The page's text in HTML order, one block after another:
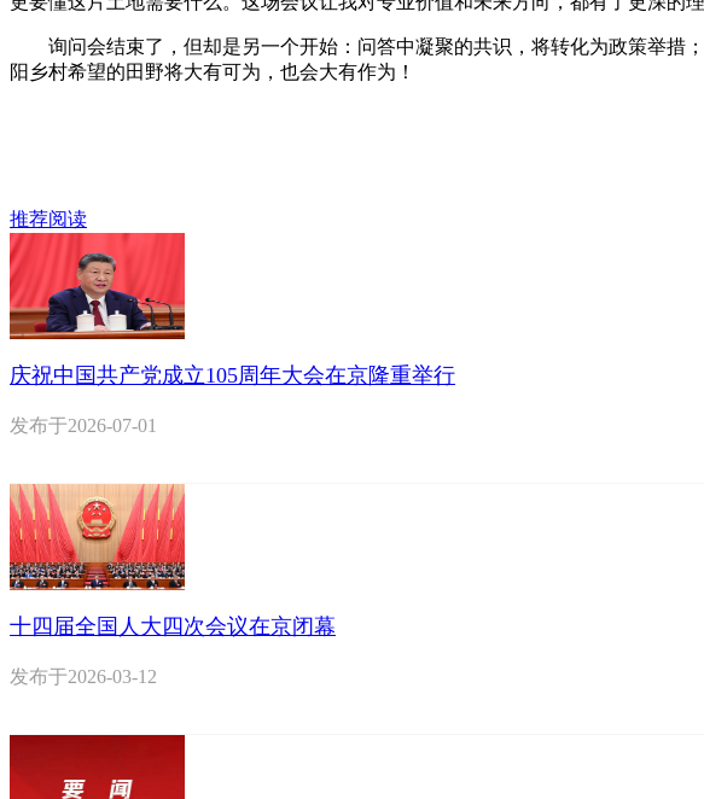
询问会结束了，但却是另一个开始：问答中凝聚的共识，将转化为政策举措
阳乡村希望的田野将大有可为，也会大有作为！
推荐阅读
庆祝中国共产党成立105周年大会在京隆重举行
发布于2026-07-01
十四届全国人大四次会议在京闭幕
发布于2026-03-12